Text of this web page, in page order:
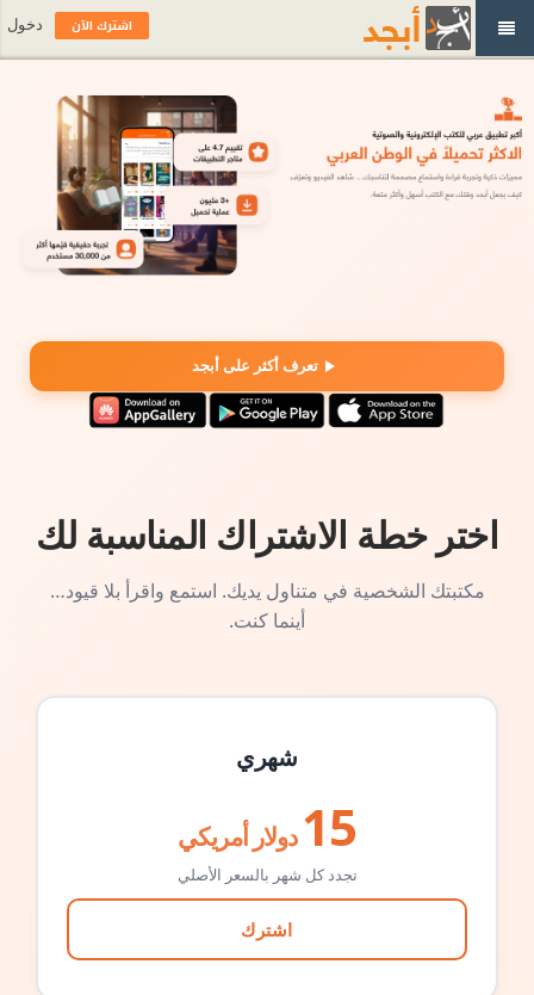
تعرف أكثر على أبجد
اختر خطة الاشتراك المناسبة لك
مكتبتك الشخصية في متناول يديك. استمع واقرأ بلا قيود…
أينما كنت.
شهري
15 دولار أمريكي
تجدد كل شهر بالسعر الأصلي
اشترك
اشترك الآن دخول